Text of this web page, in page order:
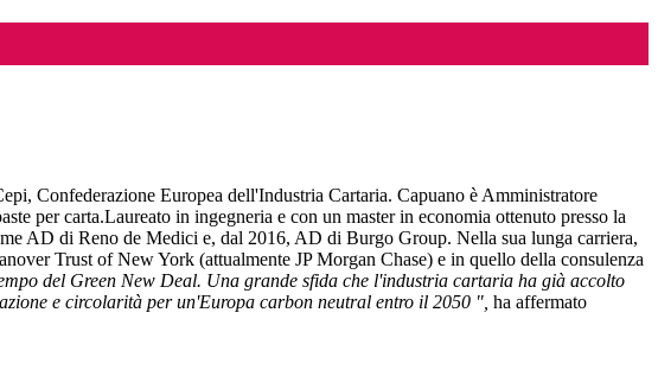
Confederazione Europea dell'Industria Cartaria. Capuano è Amministratore
per carta.Laureato in ingegneria e con un master in economia ottenuto presso la
AD di Reno de Medici e, dal 2016, AD di Burgo Group. Nella sua lunga carriera,
Trust of New York (attualmente JP Morgan Chase) e in quello della consulenza
del Green New Deal. Una grande sfida che l'industria cartaria ha già accolto
e circolarità per un'Europa carbon neutral entro il 2050 ", ha affermato